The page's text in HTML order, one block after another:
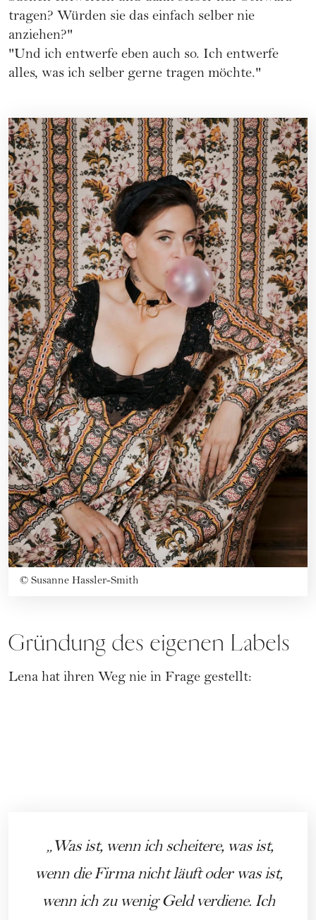
tragen? Würden sie das einfach selber nie
anziehen?"
"Und ich entwerfe eben auch so. Ich entwerfe
alles, was ich selber gerne tragen möchte."
© Susanne Hassler-Smith
Gründung des eigenen Labels
Lena hat ihren Weg nie in Frage gestellt:
Was ist, wenn ich scheitere, was ist,
wenn die Firma nicht läuft oder was ist,
wenn ich zu wenig Geld verdiene. Ich